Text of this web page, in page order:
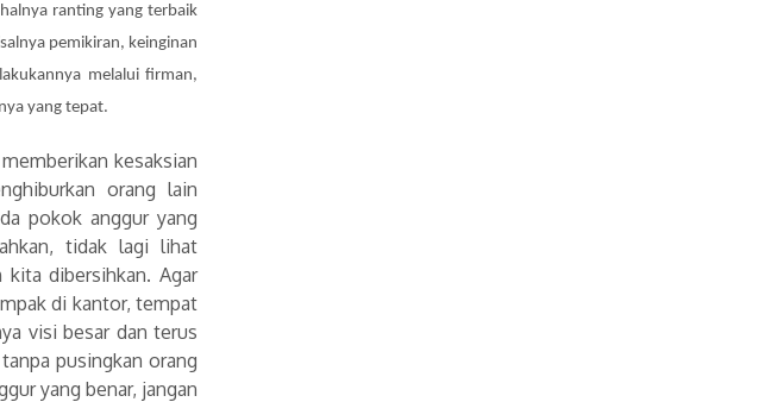
ranting yang terbaik
pemikiran, keinginan
melalui firman,
yang tepat.
kesaksian
orang lain
pokok anggur yang
tidak lagi lihat
kita dibersihkan. Agar
di kantor, tempat
visi besar dan terus
pusingkan orang
yang benar, jangan